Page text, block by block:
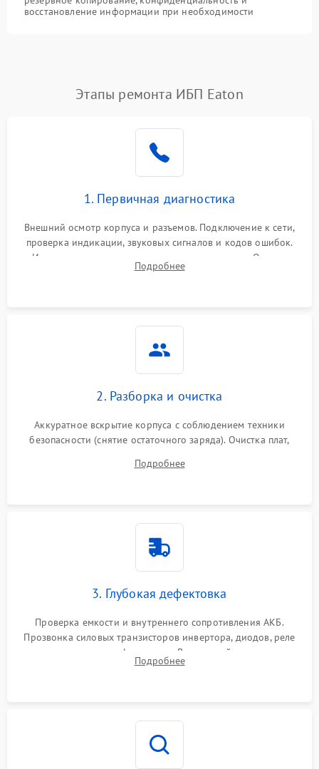
восстановление информации при необходимости
Этапы ремонта ИБП Eaton
1. Первичная диагностика
Внешний осмотр корпуса и разъемов. Подключение к сети,
проверка индикации, звуковых сигналов и кодов ошибок.
Измерение входного и выходного напряжения. Оценка
реакции ИБП на отключение основного питания без
Подробнее
2. Разборка и очистка
Аккуратное вскрытие корпуса с соблюдением техники
безопасности (снятие остаточного заряда). Очистка плат,
и кистей для предотвращения перегрева и замыканий.
Подробнее
3. Глубокая дефектовка
Проверка емкости и внутреннего сопротивления АКБ.
Прозвонка силовых транзисторов инвертора, диодов, реле
переключения и трансформатора. Визуальный поиск вздутых
конденсаторов и прогаров на печатной плате.
Подробнее